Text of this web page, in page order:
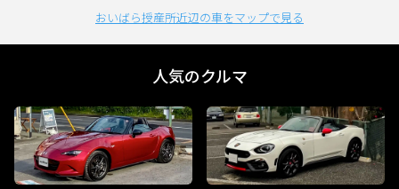
おいばら授産所近辺の車をマップで見る
人気のクルマ